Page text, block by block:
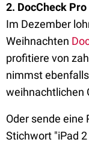
2. DocCheck
Im Dezember
Weihnachten
profitiere von
nimmst
weihnachtlichen
Oder sende eine
Stichwort "iPad